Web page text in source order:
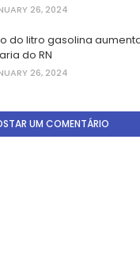
26, 2024
do litro gasolina aumenta
do RN
26, 2024
UM COMENTÁRIO